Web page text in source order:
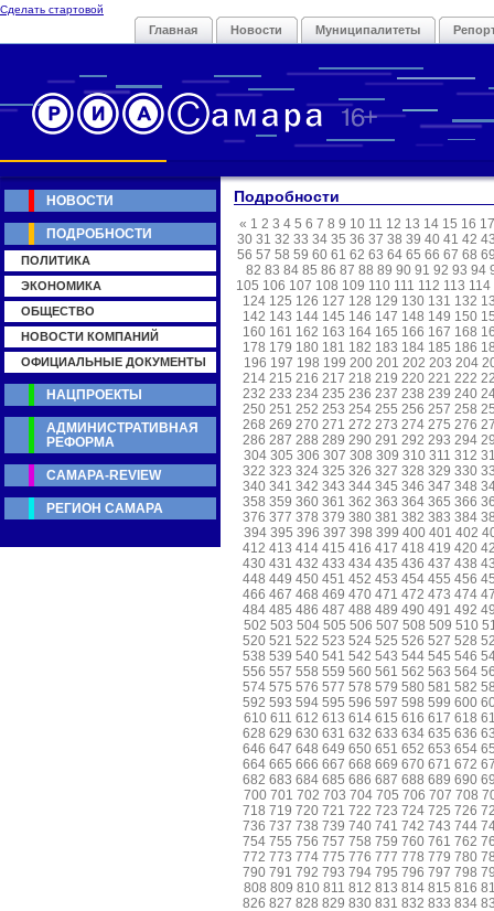
Сделать стартовой
Главная Новости Муниципалитеты
Подробности
« 1 2 3 4 5 6 7 8 9 10 11 12 13 14 15 16 17
30 31 32 33 34 35 36 37 38 39 40 41 42
56 57 58 59 60 61 62 63 64 65 66 67 68
82 83 84 85 86 87 88 89 90 91 92 93 94
105 106 107 108 109 110 111 112 113 114
124 125 126 127 128 129 130 131 132
142 143 144 145 146 147 148 149 150
160 161 162 163 164 165 166 167 168
178 179 180 181 182 183 184 185 186
196 197 198 199 200 201 202 203 204
214 215 216 217 218 219 220 221 222
232 233 234 235 236 237 238 239 240
250 251 252 253 254 255 256 257 258
268 269 270 271 272 273 274 275 276
286 287 288 289 290 291 292 293 294
304 305 306 307 308 309 310 311 312
322 323 324 325 326 327 328 329 330
340 341 342 343 344 345 346 347 348
358 359 360 361 362 363 364 365 366
376 377 378 379 380 381 382 383 384
394 395 396 397 398 399 400 401 402
412 413 414 415 416 417 418 419 420
430 431 432 433 434 435 436 437 438
448 449 450 451 452 453 454 455 456
466 467 468 469 470 471 472 473 474
484 485 486 487 488 489 490 491 492
502 503 504 505 506 507 508 509 510
520 521 522 523 524 525 526 527 528
538 539 540 541 542 543 544 545 546
556 557 558 559 560 561 562 563 564
574 575 576 577 578 579 580 581 582
592 593 594 595 596 597 598 599 600
610 611 612 613 614 615 616 617 618
628 629 630 631 632 633 634 635 636
646 647 648 649 650 651 652 653 654
664 665 666 667 668 669 670 671 672
682 683 684 685 686 687 688 689 690
700 701 702 703 704 705 706 707 708
718 719 720 721 722 723 724 725 726
736 737 738 739 740 741 742 743 744
754 755 756 757 758 759 760 761 762
772 773 774 775 776 777 778 779 780
790 791 792 793 794 795 796 797 798
808 809 810 811 812 813 814 815 816
826 827 828 829 830 831 832 833 834
НОВОСТИ
ПОДРОБНОСТИ
ПОЛИТИКА
ЭКОНОМИКА
ОБЩЕСТВО
НОВОСТИ КОМПАНИЙ
ОФИЦИАЛЬНЫЕ ДОКУМЕНТЫ
НАЦПРОЕКТЫ
АДМИНИСТРАТИВНАЯ
РЕФОРМА
САМАРА-REVIEW
РЕГИОН САМАРА